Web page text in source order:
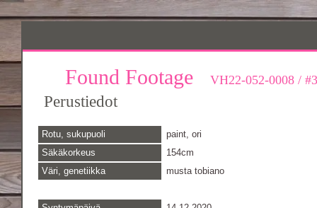
Found Footage VH22-052-0008 /
Perustiedot
Rotu, sukupuoli
paint, ori
Säkäkorkeus
154cm
Väri, genetiikka
musta tobiano